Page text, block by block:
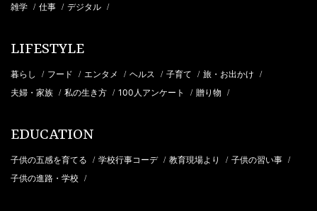
雑学 / 仕事 / デジタル /
LIFESTYLE
暮らし / フード / エンタメ / ヘルス / 子育て / 旅・お出かけ /
夫婦・家族 / 私の生き方 / 100人アンケート / 贈り物 /
EDUCATION
子供の五感を育てる / 学校行事コーデ / 教育現場より / 子供の習い事 /
子供の進路・学校 /